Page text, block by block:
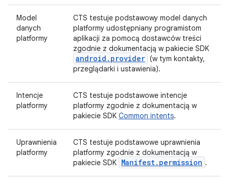
Model
danych
platformy
CTS testuje podstawowy model danych
platformy udostępniany programistom
aplikacji za pomocą dostawców treści
zgodnie z dokumentacją w pakiecie SDK
android.provider (w tym kontakty,
przeglądarki i ustawienia).
Intencje
platformy
CTS testuje podstawowe intencje
platformy zgodnie z dokumentacją w
pakiecie SDK Common intents.
Uprawnienia
platformy
CTS testuje podstawowe uprawnienia
platformy zgodnie z dokumentacją w
pakiecie SDK Manifest.permission .